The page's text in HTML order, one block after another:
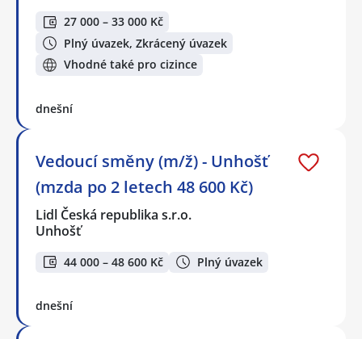
27 000 – 33 000 Kč
Plný úvazek, Zkrácený úvazek
Vhodné také pro cizince
dnešní
Vedoucí směny (m/ž) - Unhošť
(mzda po 2 letech 48 600 Kč)
Lidl Česká republika s.r.o.
Unhošť
44 000 – 48 600 Kč Plný úvazek
dnešní